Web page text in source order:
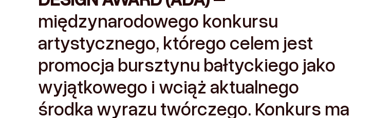
międzynarodowego konkursu
artystycznego, którego celem jest
promocja bursztynu bałtyckiego jako
wyjątkowego i wciąż aktualnego
środka wyrazu twórczego. Konkurs ma